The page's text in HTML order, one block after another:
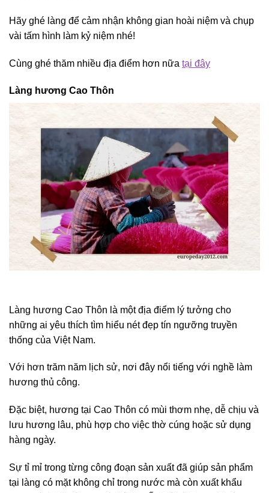
Hãy ghé làng để cảm nhận không gian hoài niệm và chụp
vài tấm hình làm kỷ niệm nhé!
Cùng ghé thăm nhiều địa điểm hơn nữa tại đây
Làng hương Cao Thôn
Làng hương Cao Thôn là một địa điểm lý tưởng cho
những ai yêu thích tìm hiểu nét đẹp tín ngưỡng truyền
thống của Việt Nam.
Với hơn trăm năm lịch sử, nơi đây nổi tiếng với nghề làm
hương thủ công.
Đặc biệt, hương tại Cao Thôn có mùi thơm nhẹ, dễ chịu và
lưu hương lâu, phù hợp cho việc thờ cúng hoặc sử dụng
hàng ngày.
Sự tỉ mỉ trong từng công đoạn sản xuất đã giúp sản phẩm
tại làng có mặt không chỉ trong nước mà còn xuất khẩu